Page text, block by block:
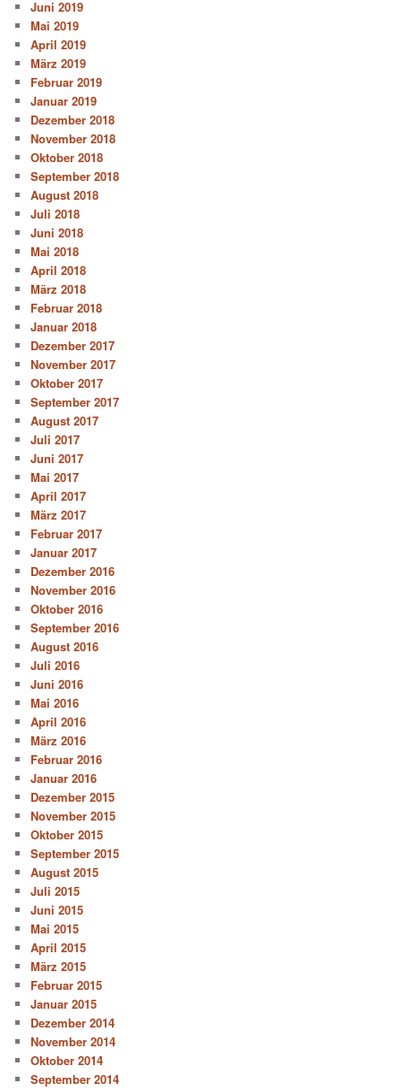
Juni 2019
Mai 2019
April 2019
März 2019
Februar 2019
Januar 2019
Dezember 2018
November 2018
Oktober 2018
September 2018
August 2018
Juli 2018
Juni 2018
Mai 2018
April 2018
März 2018
Februar 2018
Januar 2018
Dezember 2017
November 2017
Oktober 2017
September 2017
August 2017
Juli 2017
Juni 2017
Mai 2017
April 2017
März 2017
Februar 2017
Januar 2017
Dezember 2016
November 2016
Oktober 2016
September 2016
August 2016
Juli 2016
Juni 2016
Mai 2016
April 2016
März 2016
Februar 2016
Januar 2016
Dezember 2015
November 2015
Oktober 2015
September 2015
August 2015
Juli 2015
Juni 2015
Mai 2015
April 2015
März 2015
Februar 2015
Januar 2015
Dezember 2014
November 2014
Oktober 2014
September 2014